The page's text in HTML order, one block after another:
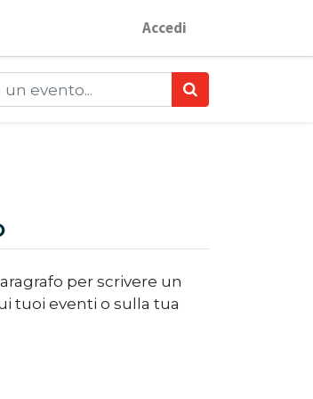
Accedi
per scrivere un
tuoi eventi o sulla tua